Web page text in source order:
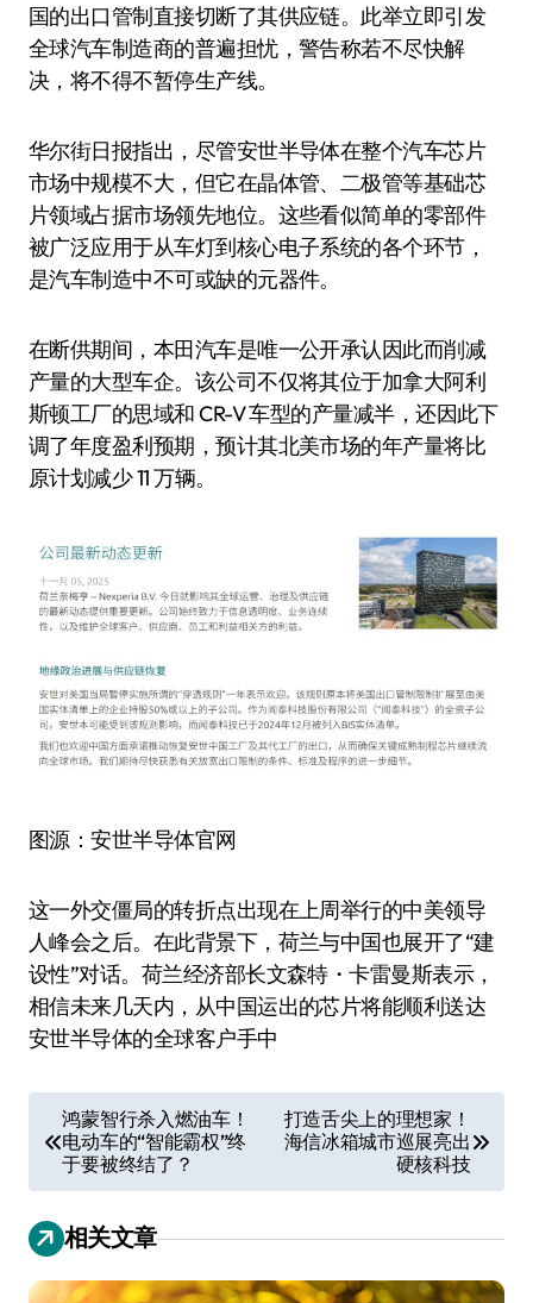
国的出口管制直接切断了其供应链。此举立即引发
全球汽车制造商的普遍担忧，警告称若不尽快解
决，将不得不暂停生产线。
华尔街日报指出，尽管安世半导体在整个汽车芯片
市场中规模不大，但它在晶体管、二极管等基础芯
片领域占据市场领先地位。这些看似简单的零部件
被广泛应用于从车灯到核心电子系统的各个环节，
是汽车制造中不可或缺的元器件。
在断供期间，本田汽车是唯一公开承认因此而削减
产量的大型车企。该公司不仅将其位于加拿大阿利
斯顿工厂的思域和 CR-V 车型的产量减半，还因此下
调了年度盈利预期，预计其北美市场的年产量将比
原计划减少 11 万辆。
图源：安世半导体官网
这一外交僵局的转折点出现在上周举行的中美领导
人峰会之后。在此背景下，荷兰与中国也展开了“建
设性”对话。荷兰经济部长文森特・卡雷曼斯表示，
相信未来几天内，从中国运出的芯片将能顺利送达
安世半导体的全球客户手中
章
导
航
鸿蒙智行杀入燃油车！
电动车的“智能霸权”终
于要被终结了？
打造舌尖上的理想家！
海信冰箱城市巡展亮出
硬核科技
相关文章